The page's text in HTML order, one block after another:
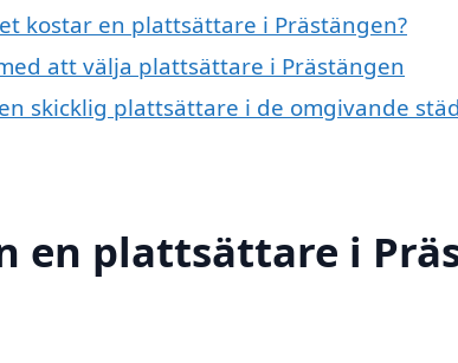
kostar en plattsättare i Prästängen?
att välja plattsättare i Prästängen
skicklig plattsättare i de omgivande
en plattsättare i